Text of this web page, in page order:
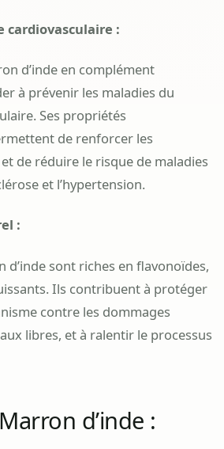
cardiovasculaire :
d’inde en complément
à prévenir les maladies du
Ses propriétés
de renforcer les
de réduire le risque de maladies
et l’hypertension.
:
d’inde sont riches en flavonoïdes,
Ils contribuent à protéger
contre les dommages
libres, et à ralentir le processus
d’inde :